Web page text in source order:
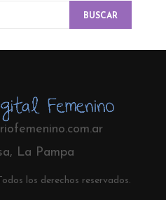
BUSCAR
La Pampa
los derechos reservados.